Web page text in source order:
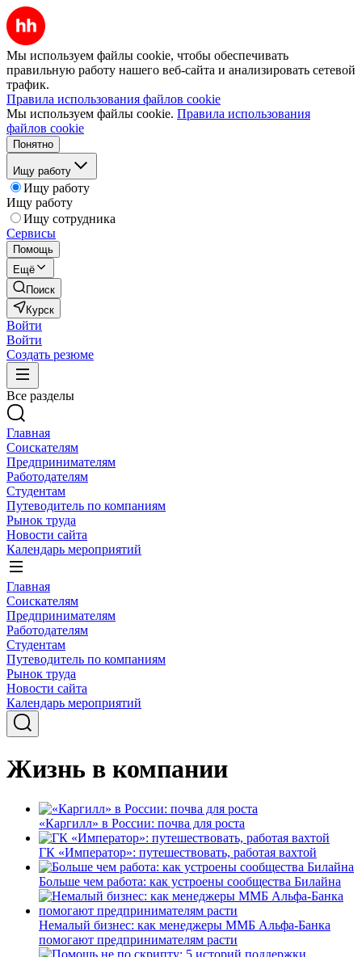
Мы используем файлы cookie, чтобы обеспечивать
правильную работу нашего веб-сайта и анализировать сетевой
трафик.
Правила использования файлов cookie
Мы используем файлы cookie. Правила использования
файлов cookie
Понятно
Ищу работу
Ищу работу
Ищу работу
Ищу сотрудника
Сервисы
Помощь
Ещё
Поиск
Курск
Войти
Войти
Создать резюме
Все разделы
Главная
Соискателям
Предпринимателям
Работодателям
Студентам
Путеводитель по компаниям
Рынок труда
Новости сайта
Календарь мероприятий
Главная
Соискателям
Предпринимателям
Работодателям
Студентам
Путеводитель по компаниям
Рынок труда
Новости сайта
Календарь мероприятий
Жизнь в компании
«Каргилл» в России: почва для роста
ГК «Император»: путешествовать, работая вахтой
Больше чем работа: как устроены сообщества Билайна
Немалый бизнес: как менеджеры ММБ Альфа-Банка
помогают предпринимателям расти